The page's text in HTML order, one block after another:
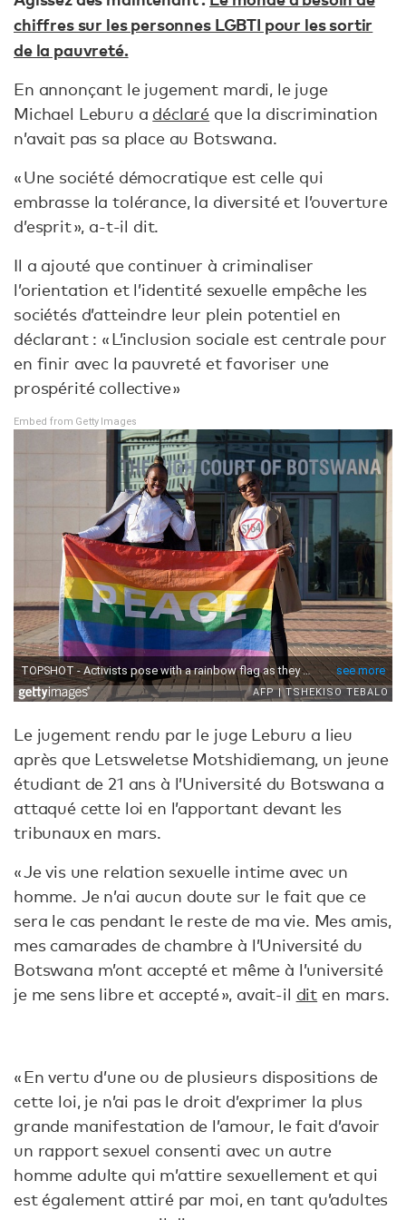
chiffres sur les personnes LGBTI pour les sortir
de la pauvreté.
En annonçant le jugement mardi, le juge
Michael Leburu a déclaré que la discrimination
n’avait pas sa place au Botswana.
« Une société démocratique est celle qui
embrasse la tolérance, la diversité et l’ouverture
d’esprit », a-t-il dit.
Il a ajouté que continuer à criminaliser
l’orientation et l’identité sexuelle empêche les
sociétés d’atteindre leur plein potentiel en
déclarant : « L’inclusion sociale est centrale pour
en finir avec la pauvreté et favoriser une
prospérité collective »
Embed from Getty Images
Le jugement rendu par le juge Leburu a lieu
après que Letsweletse Motshidiemang, un jeune
étudiant de 21 ans à l’Université du Botswana a
attaqué cette loi en l’apportant devant les
tribunaux en mars.
« Je vis une relation sexuelle intime avec un
homme. Je n’ai aucun doute sur le fait que ce
sera le cas pendant le reste de ma vie. Mes amis,
mes camarades de chambre à l’Université du
Botswana m’ont accepté et même à l’université
je me sens libre et accepté », avait-il dit en mars.
« En vertu d’une ou de plusieurs dispositions de
cette loi, je n’ai pas le droit d’exprimer la plus
grande manifestation de l’amour, le fait d’avoir
un rapport sexuel consenti avec un autre
homme adulte qui m’attire sexuellement et qui
est également attiré par moi, en tant qu’adultes